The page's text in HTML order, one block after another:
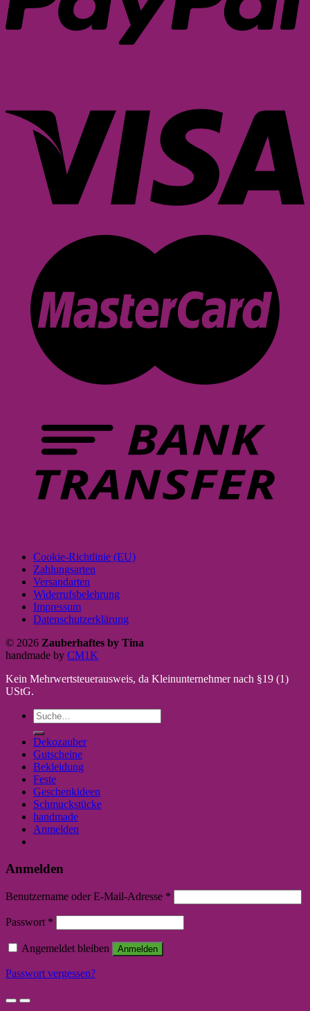
Cookie-Richtlinie (EU)
Zahlungsarten
Versandarten
Widerrufsbelehrung
Impressum
Datenschutzerklärung
© 2026 Zauberhaftes by Tina
handmade by CM1K
Kein Mehrwertsteuerausweis, da Kleinunternehmer nach §19 (1)
UStG.
Suche
nach:
Dekozauber
Gutscheine
Bekleidung
Feste
Geschenkideen
Schmuckstücke
handmade
Anmelden
Anmelden
Benutzername oder E-Mail-Adresse *
Passwort *
Angemeldet bleiben Anmelden
Passwort vergessen?